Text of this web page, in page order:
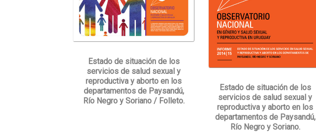
Estado de situación de los
servicios de salud sexual y
reproductiva y aborto en los
departamentos de Paysandú,
Río Negro y Soriano / Folleto.
Estado de situación de los
servicios de salud sexual y
reproductiva y aborto en los
departamentos de Paysandú,
Río Negro y Soriano.